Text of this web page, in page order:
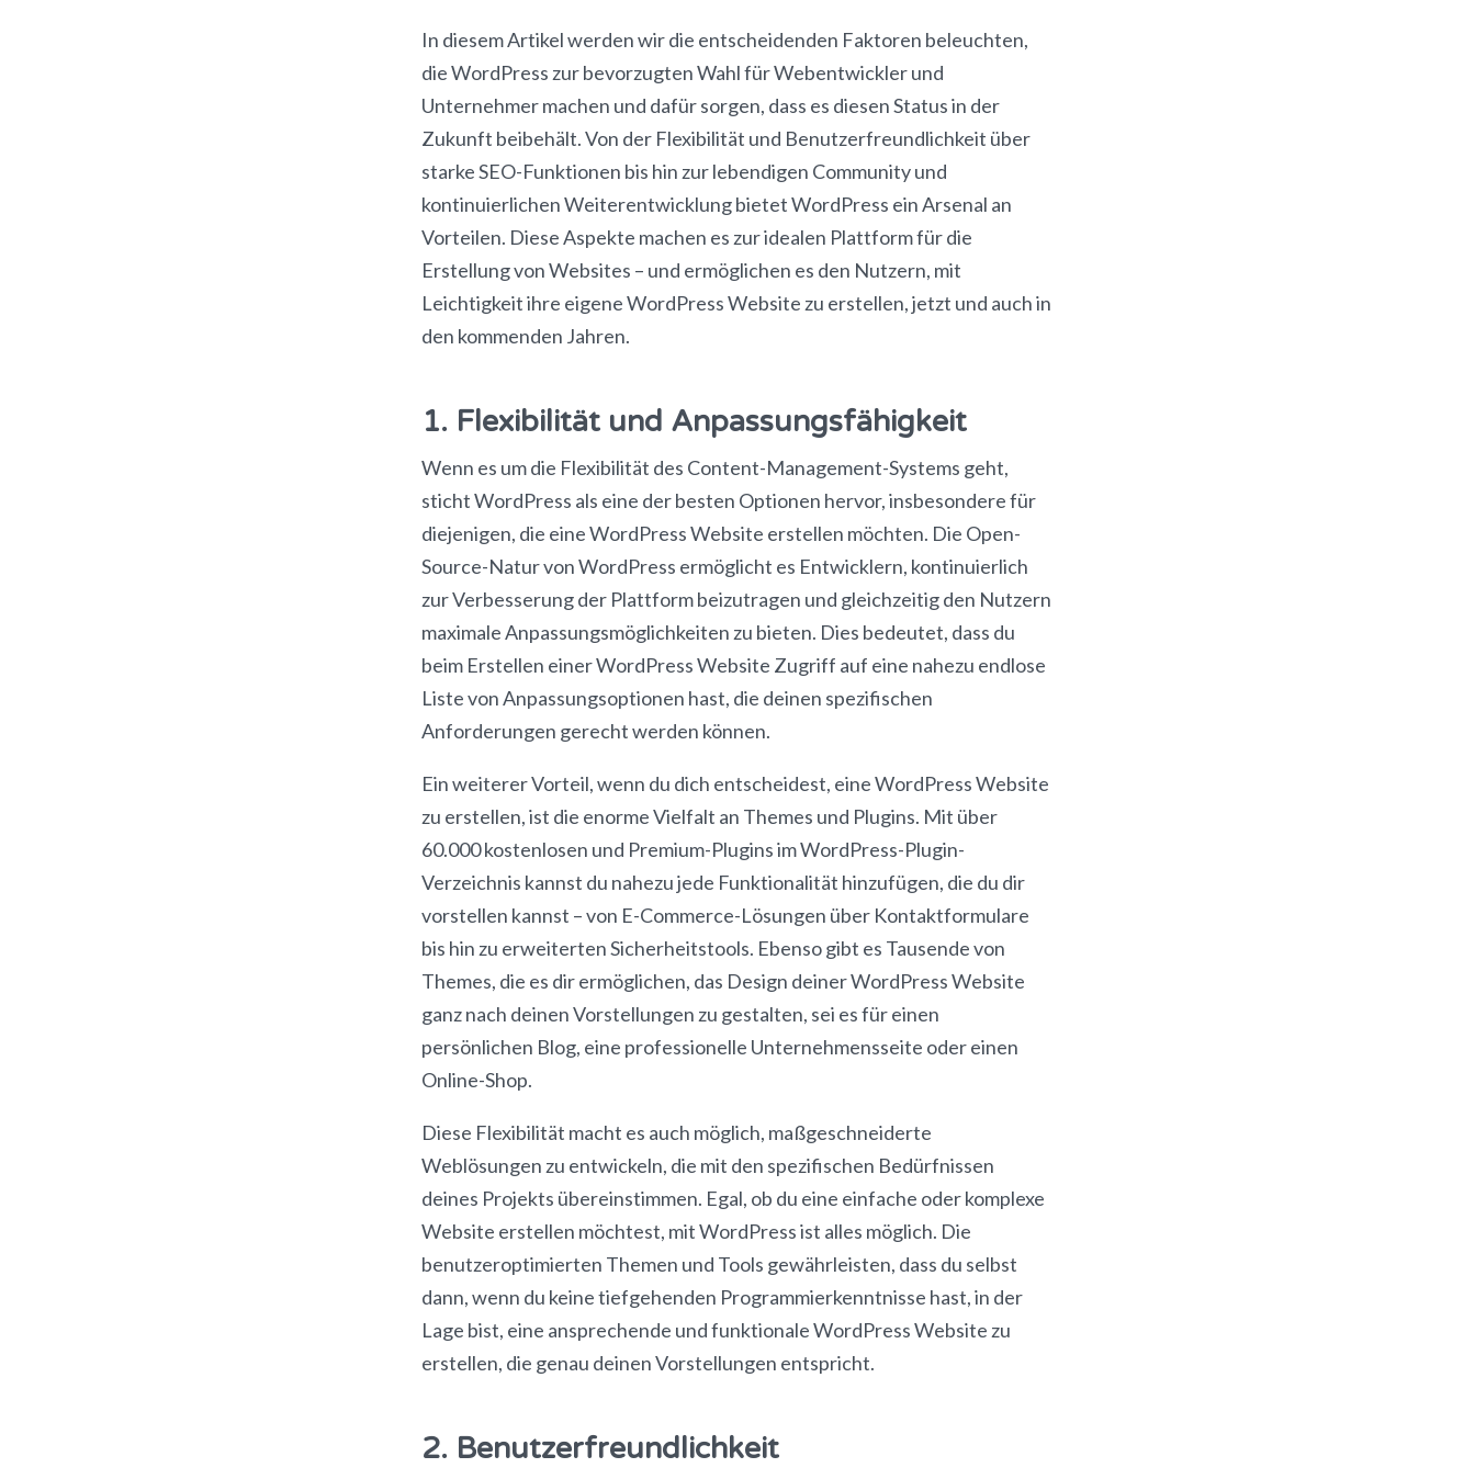
In diesem Artikel werden wir die entscheidenden Faktoren beleuchten,
die WordPress zur bevorzugten Wahl für Webentwickler und
Unternehmer machen und dafür sorgen, dass es diesen Status in der
Zukunft beibehält. Von der Flexibilität und Benutzerfreundlichkeit über
starke SEO-Funktionen bis hin zur lebendigen Community und
kontinuierlichen Weiterentwicklung bietet WordPress ein Arsenal an
Vorteilen. Diese Aspekte machen es zur idealen Plattform für die
Erstellung von Websites – und ermöglichen es den Nutzern, mit
Leichtigkeit ihre eigene WordPress Website zu erstellen, jetzt und auch in
den kommenden Jahren.
1. Flexibilität und Anpassungsfähigkeit
Wenn es um die Flexibilität des Content-Management-Systems geht,
sticht WordPress als eine der besten Optionen hervor, insbesondere für
diejenigen, die eine WordPress Website erstellen möchten. Die Open-
Source-Natur von WordPress ermöglicht es Entwicklern, kontinuierlich
zur Verbesserung der Plattform beizutragen und gleichzeitig den Nutzern
maximale Anpassungsmöglichkeiten zu bieten. Dies bedeutet, dass du
beim Erstellen einer WordPress Website Zugriff auf eine nahezu endlose
Liste von Anpassungsoptionen hast, die deinen spezifischen
Anforderungen gerecht werden können.
Ein weiterer Vorteil, wenn du dich entscheidest, eine WordPress Website
zu erstellen, ist die enorme Vielfalt an Themes und Plugins. Mit über
60.000 kostenlosen und Premium-Plugins im WordPress-Plugin-
Verzeichnis kannst du nahezu jede Funktionalität hinzufügen, die du dir
vorstellen kannst – von E-Commerce-Lösungen über Kontaktformulare
bis hin zu erweiterten Sicherheitstools. Ebenso gibt es Tausende von
Themes, die es dir ermöglichen, das Design deiner WordPress Website
ganz nach deinen Vorstellungen zu gestalten, sei es für einen
persönlichen Blog, eine professionelle Unternehmensseite oder einen
Online-Shop.
Diese Flexibilität macht es auch möglich, maßgeschneiderte
Weblösungen zu entwickeln, die mit den spezifischen Bedürfnissen
deines Projekts übereinstimmen. Egal, ob du eine einfache oder komplexe
Website erstellen möchtest, mit WordPress ist alles möglich. Die
benutzeroptimierten Themen und Tools gewährleisten, dass du selbst
dann, wenn du keine tiefgehenden Programmierkenntnisse hast, in der
Lage bist, eine ansprechende und funktionale WordPress Website zu
erstellen, die genau deinen Vorstellungen entspricht.
2. Benutzerfreundlichkeit